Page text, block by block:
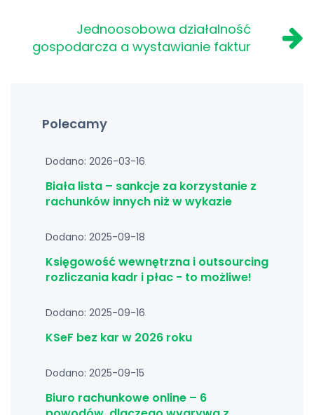
Jednoosobowa działalność
gospodarcza a wystawianie faktur
Polecamy
Dodano: 2026-03-16
Biała lista – sankcje za korzystanie z
rachunków innych niż w wykazie
Dodano: 2025-09-18
Księgowość wewnętrzna i outsourcing
rozliczania kadr i płac - to możliwe!
Dodano: 2025-09-16
KSeF bez kar w 2026 roku
Dodano: 2025-09-15
Biuro rachunkowe online – 6